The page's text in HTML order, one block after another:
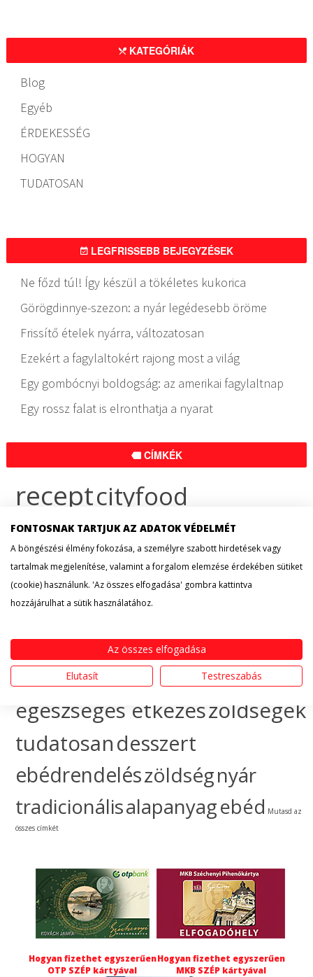
KATEGÓRIÁK
Blog
Egyéb
ÉRDEKESSÉG
HOGYAN
TUDATOSAN
LEGFRISSEBB BEJEGYZÉSEK
Ne főzd túl! Így készül a tökéletes kukorica
Görögdinnye-szezon: a nyár legédesebb öröme
Frissítő ételek nyárra, változatosan
Ezekért a fagylaltokért rajong most a világ
Egy gombócnyi boldogság: az amerikai fagylaltnap
Egy rossz falat is elronthatja a nyarat
CÍMKÉK
receptcityfood
érdekességhogyan
készítsemegészséges
táplálkozássütemény
gyümölcsünnepebéd
házhozszállítás hogyan
egészséges étkezészöldségek
tudatosandesszert
ebédrendelészöldségnyár
tradicionálisalapanyagebéd Mutasd az
összes címkét
Hogyan fizethet egyszerűen
OTP SZÉP kártyával
Hogyan fizethet egyszerűen
MKB SZÉP kártyával
FONTOSNAK TARTJUK AZ ADATOK VÉDELMÉT
A böngészési élmény fokozása, a személyre szabott hirdetések vagy
tartalmak megjelenítése, valamint a forgalom elemzése érdekében sütiket
(cookie) használunk. 'Az összes elfogadása' gombra kattintva
hozzájárulhat a sütik használatához.
Az összes elfogadása
Elutasít
Testreszabás